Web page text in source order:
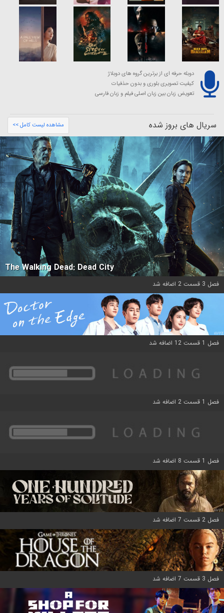
دوبله حرفه ای از برترین گروه های دوبلاژ
کیفیت تصویری بلوری و بدون حذفیات
تعویض زبان بین زبان اصلی فیلم و زبان فارسی
سریال های بروز شده مشاهده لیست کامل >>
The Walking Dead: Dead City
فصل 3 قسمت 2 اضافه شد
فصل 1 قسمت 12 اضافه شد
فصل 1 قسمت 2 اضافه شد
فصل 1 قسمت 8 اضافه شد
فصل 2 قسمت 7 اضافه شد
فصل 3 قسمت 7 اضافه شد